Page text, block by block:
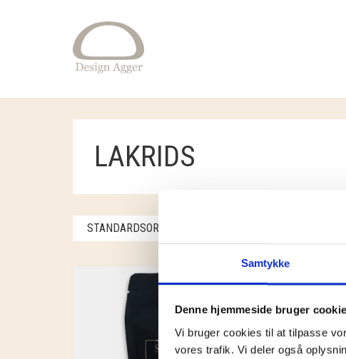
Samtykke
Denne hjemmeside bruger
Vi bruger cookies til at tilpasse
vores trafik. Vi deler også
LAKRIDS
STANDARDSORTERING